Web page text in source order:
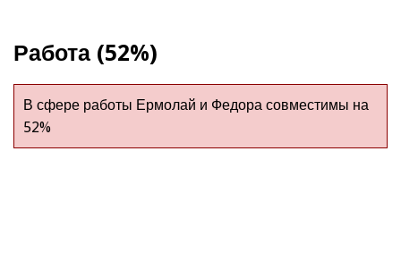
Работа (52%)
В сфере работы Ермолай и Федора совместимы на
52%